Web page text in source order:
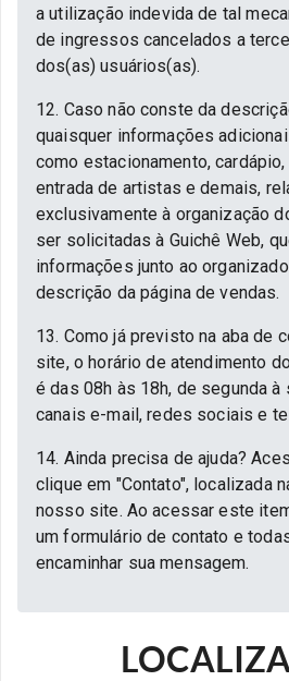
a utilização indevida de tal
de ingressos cancelados a
dos(as) usuários(as).
12. Caso não conste da
quaisquer informações
como estacionamento,
entrada de artistas e demais,
exclusivamente à organização
ser solicitadas à Guichê Web,
informações junto ao
descrição da página de vendas.
13. Como já previsto na aba de
site, o horário de atendimento
é das 08h às 18h, de segunda
canais e-mail, redes sociais e
14. Ainda precisa de ajuda?
clique em "Contato", localizada
nosso site. Ao acessar este
um formulário de contato e
encaminhar sua mensagem.